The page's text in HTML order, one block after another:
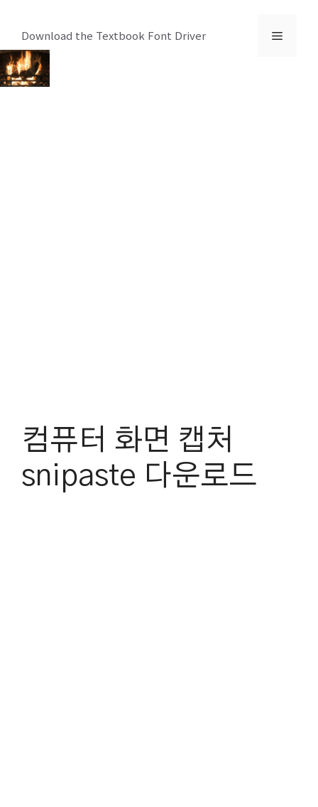
츠
로
Download the Textbook Font Driver 메
컴퓨터 화면 캡처
snipaste 다운로드